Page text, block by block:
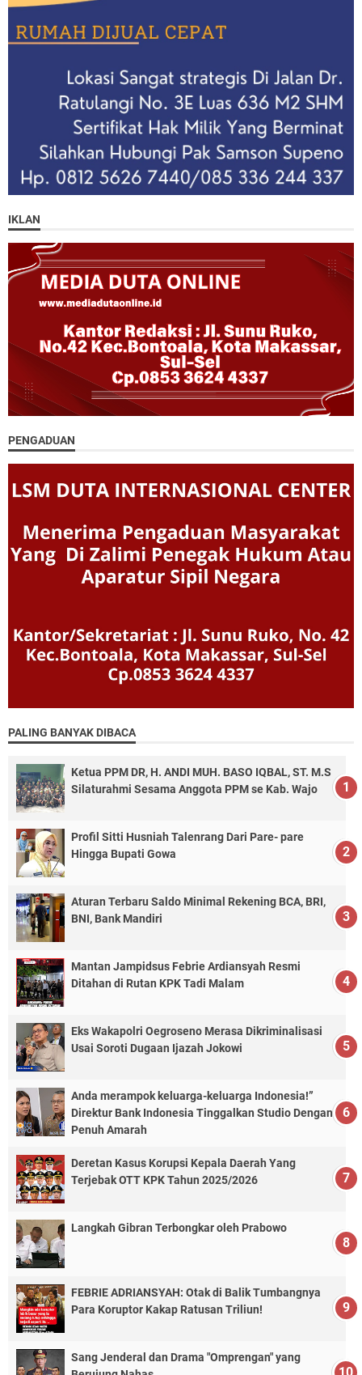
IKLAN
PENGADUAN
PALING BANYAK DIBACA
Ketua PPM DR, H. ANDI MUH. BASO IQBAL, ST. M.S
Silaturahmi Sesama Anggota PPM se Kab. Wajo
Profil Sitti Husniah Talenrang Dari Pare- pare
Hingga Bupati Gowa
Aturan Terbaru Saldo Minimal Rekening BCA, BRI,
BNI, Bank Mandiri
Mantan Jampidsus Febrie Ardiansyah Resmi
Ditahan di Rutan KPK Tadi Malam
Eks Wakapolri Oegroseno Merasa Dikriminalisasi
Usai Soroti Dugaan Ijazah Jokowi
Anda merampok keluarga-keluarga Indonesia!”
Direktur Bank Indonesia Tinggalkan Studio Dengan
Penuh Amarah
Deretan Kasus Korupsi Kepala Daerah Yang
Terjebak OTT KPK Tahun 2025/2026
Langkah Gibran Terbongkar oleh Prabowo
FEBRIE ADRIANSYAH: Otak di Balik Tumbangnya
Para Koruptor Kakap Ratusan Triliun!
Sang Jenderal dan Drama "Omprengan" yang